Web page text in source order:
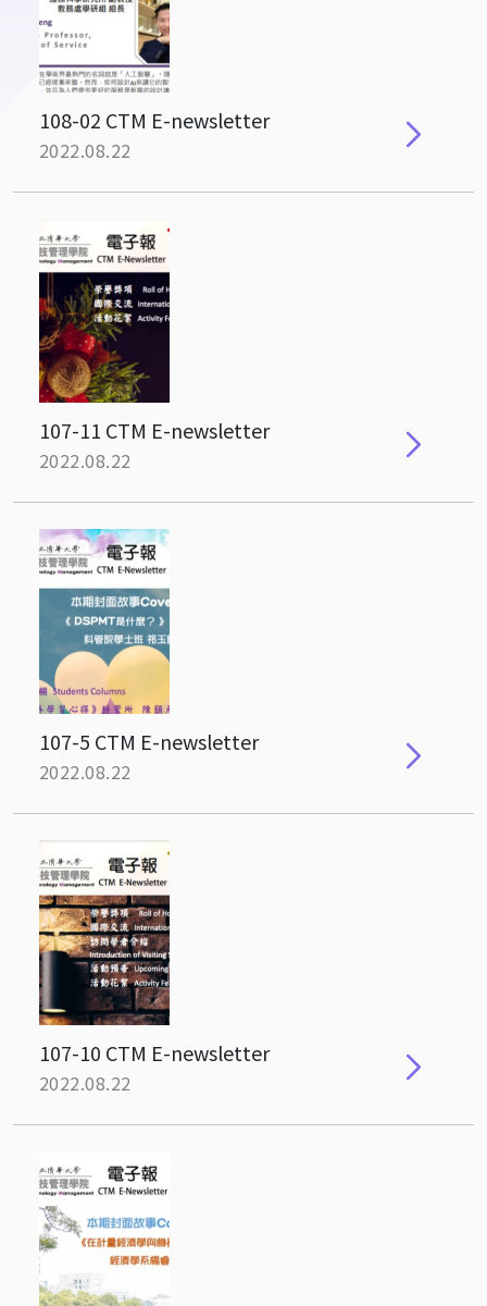
108-02 CTM E-newsletter
2022.08.22
107-11 CTM E-newsletter
2022.08.22
107-5 CTM E-newsletter
2022.08.22
107-10 CTM E-newsletter
2022.08.22